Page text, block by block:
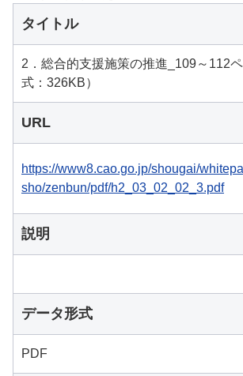
タイトル
2．総合的支援施策の推進_109～112
式：326KB）
URL
https://www8.cao.go.jp/shougai/
sho/zenbun/pdf/h2_03_02_02_3.pdf
説明
データ形式
PDF